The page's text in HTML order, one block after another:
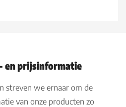
en prijsinformatie
streven we ernaar om de
van onze producten zo